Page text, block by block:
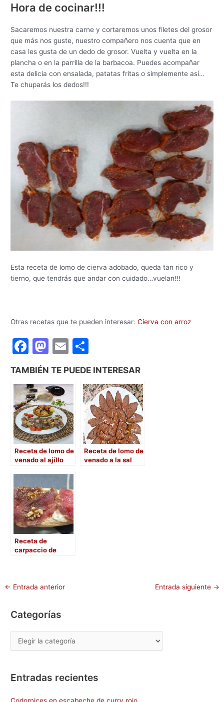
Hora de cocinar!!!
Sacaremos nuestra carne y cortaremos unos filetes del grosor
que más nos guste, nuestro compañero nos cuenta que en
casa les gusta de un dedo de grosor. Vuelta y vuelta en la
plancha o en la parrilla de la barbacoa. Puedes acompañar
esta delicia con ensalada, patatas fritas o simplemente así…
Te chuparás los dedos!!!
Esta receta de lomo de cierva adobado, queda tan rico y
tierno, que tendrás que andar con cuidado…vuelan!!!
Otras recetas que te pueden interesar:Cierva con arroz
F
a
c
e
b
o
o
k
M
a
st
o
d
o
n
E
m
ai
o
m
p
ar
tir
TAMBIÉN TE PUEDE INTERESAR
Receta de lomo de
venado al ajíllo
encebollados.
Receta de lomo de
venado a la sal
Receta de
carpaccio de
← Entrada anterior Entrada siguiente →
Categorías
Entradas recientes